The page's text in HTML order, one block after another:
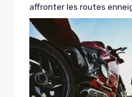
affronter les routes